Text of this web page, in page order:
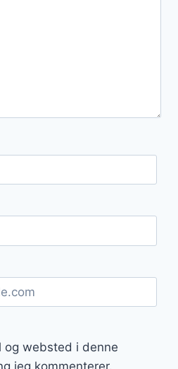
og websted i denne